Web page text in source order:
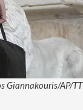
Giannakouris/AP/TT